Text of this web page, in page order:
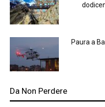
Paura a
Da Non Perdere